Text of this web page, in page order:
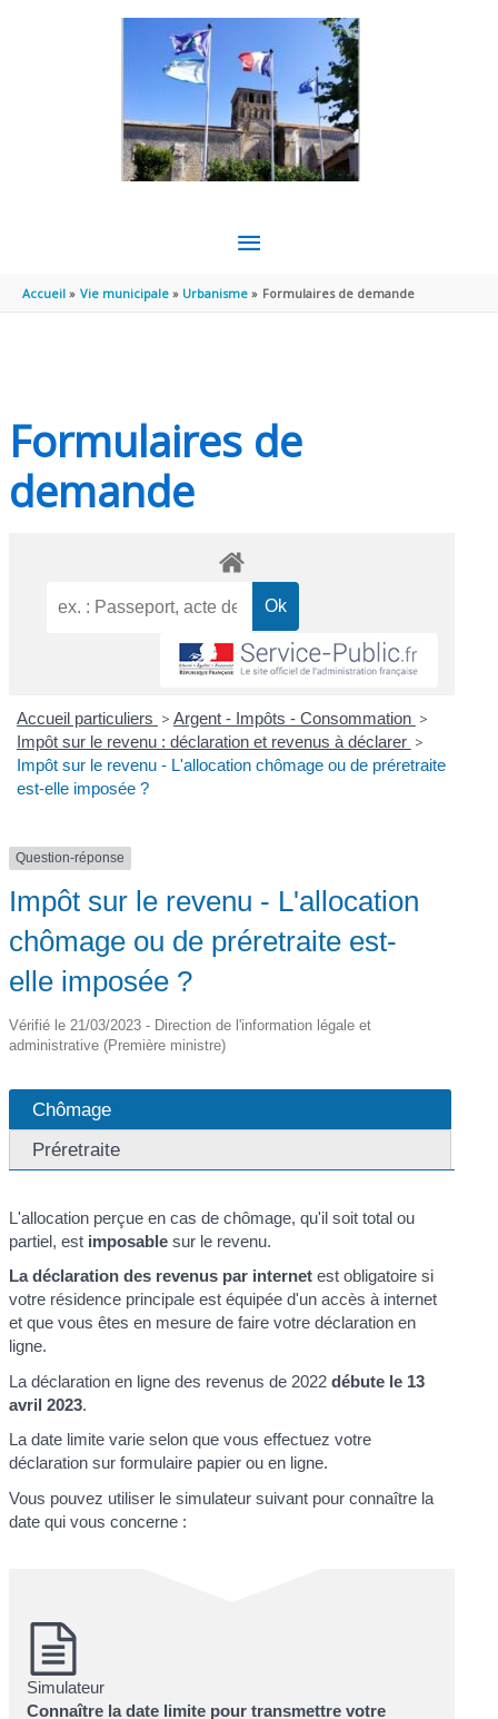
MENU
PRINCIPAL
Accueil Vie municipale Urbanisme Formulaires de demande
Formulaires de
demande
Accueil particuliers > Argent - Impôts - Consommation >
Impôt sur le revenu : déclaration et revenus à déclarer >
Impôt sur le revenu - L'allocation chômage ou de préretraite
est-elle imposée ?
Question-réponse
Impôt sur le revenu - L'allocation
chômage ou de préretraite est-
elle imposée ?
Vérifié le 21/03/2023 - Direction de l'information légale et
administrative (Première ministre)
Chômage
Préretraite
L'allocation perçue en cas de chômage, qu'il soit total ou
partiel, est imposable sur le revenu.
La déclaration des revenus par internet est obligatoire si
votre résidence principale est équipée d'un accès à internet
et que vous êtes en mesure de faire votre déclaration en
ligne.
La déclaration en ligne des revenus de 2022débute le 13
avril 2023.
La date limite varie selon que vous effectuez votre
déclaration sur formulaire papier ou en ligne.
Vous pouvez utiliser le simulateur suivant pour connaître la
date qui vous concerne :
Simulateur
Connaître la date limite pour transmettre votre